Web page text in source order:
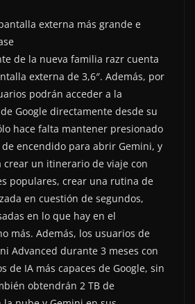
externa más grande e
de la nueva familia razr cuenta
externa de 3,6″. Además, por
podrán acceder a la
Google directamente desde su
hace falta mantener presionado
encendido para abrir Gemini, y
crear un itinerario de viaje con
populares, crear una rutina de
en cuestión de segundos,
en lo que hay en el
más. Además, los usuarios de
Advanced durante 3 meses con
de IA más capaces de Google, sin
obtendrán 2 TB de